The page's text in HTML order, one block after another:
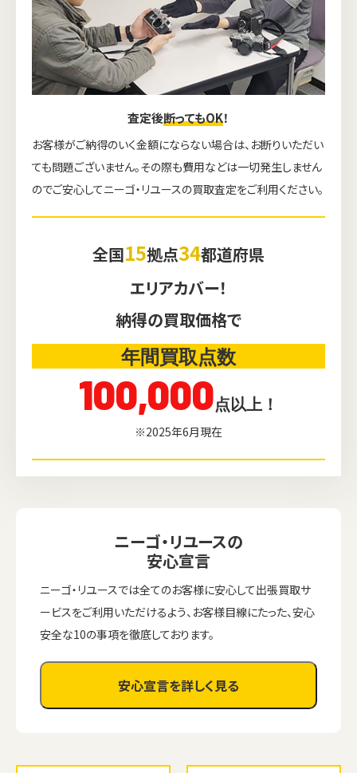
ウェブから1分 フリーダイヤル
査定後断ってもOK！
お客様がご納得のいく金額にならない場合は、お断りいただい
ても問題ございません。その際も費用などは一切発生しません
のでご安心してニーゴ・リユースの買取査定をご利用ください。
全国15拠点34都道府県
エリアカバー！
納得の買取価格で
年間買取点数
100,000点以上！
※2025年6月現在
ニーゴ・リユースの
安心宣言
ニーゴ・リユースでは全てのお客様に安心して出張買取サ
ービスをご利用いただけるよう、お客様目線にたった、安心
安全な10の事項を徹底しております。
安心宣言を詳しく見る